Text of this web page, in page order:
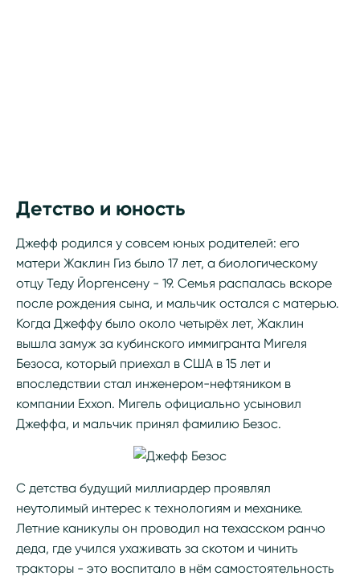
Детство и юность
Джефф родился у совсем юных родителей: его
матери Жаклин Гиз было 17 лет, а биологическому
отцу Теду Йоргенсену - 19. Семья распалась вскоре
после рождения сына, и мальчик остался с матерью.
Когда Джеффу было около четырёх лет, Жаклин
вышла замуж за кубинского иммигранта Мигеля
Безоса, который приехал в США в 15 лет и
впоследствии стал инженером-нефтяником в
компании Exxon. Мигель официально усыновил
Джеффа, и мальчик принял фамилию Безос.
С детства будущий миллиардер проявлял
неутолимый интерес к технологиям и механике.
Летние каникулы он проводил на техасском ранчо
деда, где учился ухаживать за скотом и чинить
тракторы - это воспитало в нём самостоятельность